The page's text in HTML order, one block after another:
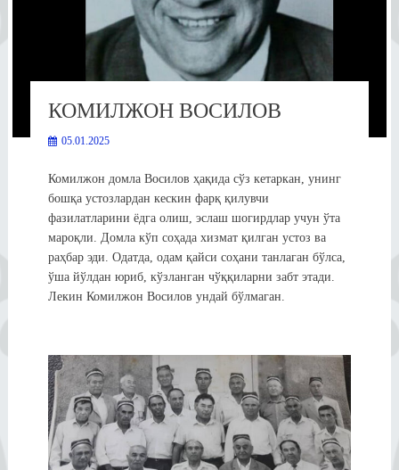
КОМИЛЖОН ВОСИЛОВ
05.01.2025
Комилжон домла Восилов ҳақида сўз кетаркан, унинг
бошқа устозлардан кескин фарқ қилувчи
фазилатларини ёдга олиш, эслаш шогирдлар учун ўта
мароқли. Домла кўп соҳада хизмат қилган устоз ва
раҳбар эди. Одатда, одам қайси соҳани танлаган бўлса,
ўша йўлдан юриб, кўзланган чўққиларни забт этади.
Лекин Комилжон Восилов ундай бўлмаган.